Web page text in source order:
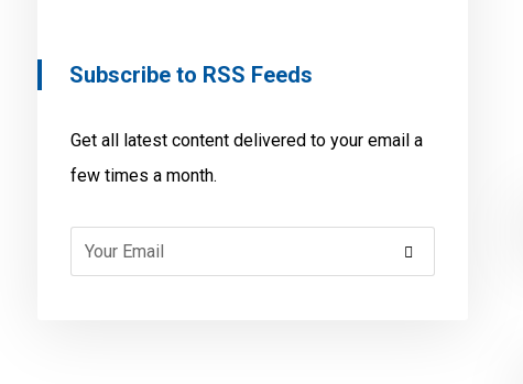
Subscribe to RSS Feeds
Get all latest content delivered to your email a
few times a month.